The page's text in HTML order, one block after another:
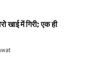
खाई में गिरी; एक ही